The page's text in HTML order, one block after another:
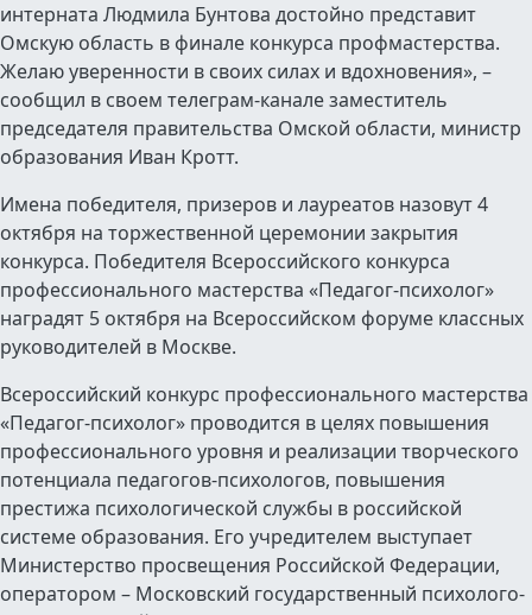
интерната Людмила Бунтова достойно представит
Омскую область в финале конкурса профмастерства.
Желаю уверенности в своих силах и вдохновения», –
сообщил в своем телеграм-канале заместитель
председателя правительства Омской области, министр
образования Иван Кротт.
Имена победителя, призеров и лауреатов назовут 4
октября на торжественной церемонии закрытия
конкурса. Победителя Всероссийского конкурса
профессионального мастерства «Педагог-психолог»
наградят 5 октября на Всероссийском форуме классных
руководителей в Москве.
Всероссийский конкурс профессионального мастерства
«Педагог-психолог» проводится в целях повышения
профессионального уровня и реализации творческого
потенциала педагогов-психологов, повышения
престижа психологической службы в российской
системе образования. Его учредителем выступает
Министерство просвещения Российской Федерации,
оператором – Московский государственный психолого-